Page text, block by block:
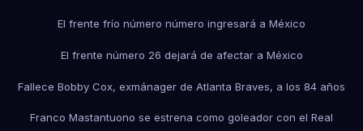
El frente frío número número ingresará a México
El frente número 26 dejará de afectar a México
Fallece Bobby Cox, exmánager de Atlanta Braves, a los 84 años
Franco Mastantuono se estrena como goleador con el Real